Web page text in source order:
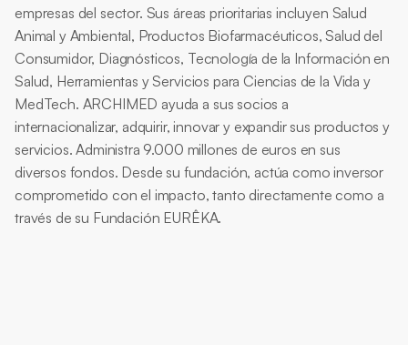
empresas del sector. Sus áreas prioritarias incluyen Salud
Animal y Ambiental, Productos Biofarmacéuticos, Salud del
Consumidor, Diagnósticos, Tecnología de la Información en
Salud, Herramientas y Servicios para Ciencias de la Vida y
MedTech. ARCHIMED ayuda a sus socios a
internacionalizar, adquirir, innovar y expandir sus productos y
servicios. Administra 9.000 millones de euros en sus
diversos fondos. Desde su fundación, actúa como inversor
comprometido con el impacto, tanto directamente como a
través de su Fundación EURÊKA.